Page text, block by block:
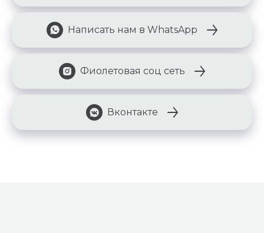
Написать нам в WhatsApp
Фиолетовая соц сеть
Вконтакте